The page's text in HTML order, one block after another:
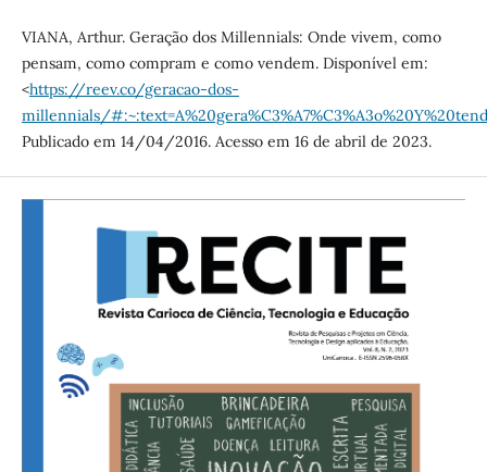
VIANA, Arthur. Geração dos Millennials: Onde vivem, como
pensam, como compram e como vendem. Disponível em:
<https://reev.co/geracao-dos-
millennials/
Publicado em 14/04/2016. Acesso em 16 de abril de 2023.